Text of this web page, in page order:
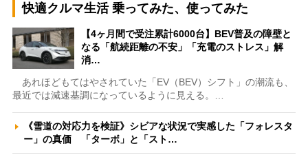
快適クルマ生活 乗ってみた、使ってみた
【4ヶ月間で受注累計6000台】BEV普及の障壁と
なる「航続距離の不安」「充電のストレス」解
消…
あれほどもてはやされていた「EV（BEV）シフト」の潮流も、
最近では減速基調になっているように見える。…
《雪道の対応力を検証》シビアな状況で実感した「フォレスタ
ー」の真価 「ターボ」と「スト…